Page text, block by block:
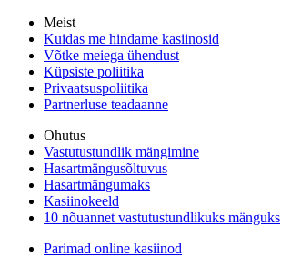
Meist
Kuidas me hindame kasiinosid
Võtke meiega ühendust
Küpsiste poliitika
Privaatsuspoliitika
Partnerluse teadaanne
Ohutus
Vastutustundlik mängimine
Hasartmängusõltuvus
Hasartmängumaks
Kasiinokeeld
10 nõuannet vastutustundlikuks mänguks
Parimad online kasiinod